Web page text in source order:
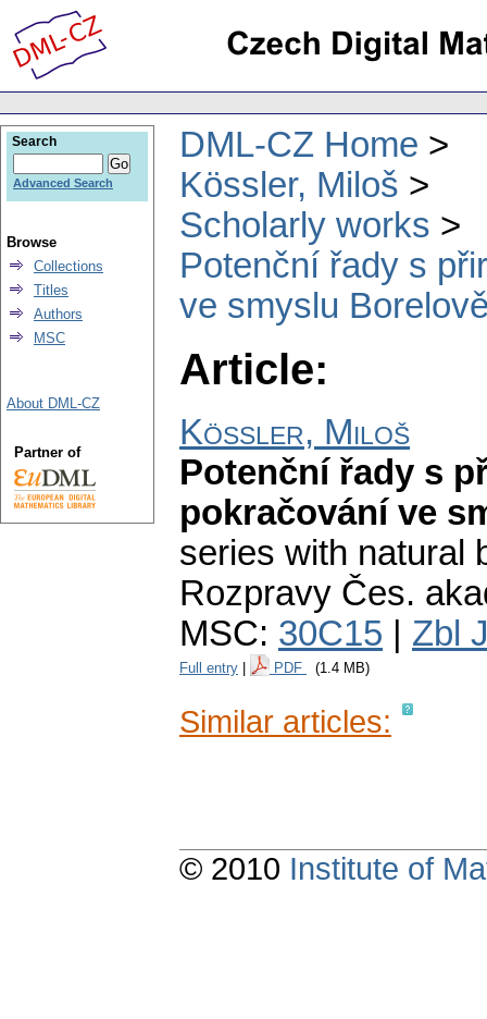
DML-CZ Home
Kössler, Miloš
Scholarly works
Potenční řady s
ve smyslu
Article:
Kössler, Miloš
Potenční řady s
pokračování ve
series with natural
Rozpravy Čes.
MSC: 30C15 Zbl
Full entry PDF (1.4 MB)
Similar articles:
Search
Advanced Search
Browse
Collections
Titles
Authors
MSC
About DML-CZ
Partner of
© 2010 Institute of